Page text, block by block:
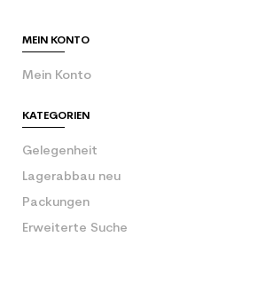
MEIN KONTO
Mein Konto
KATEGORIEN
Gelegenheit
Lagerabbau neu
Packungen
Erweiterte Suche